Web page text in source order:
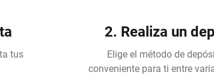
tus
2. Realiza un
Elige el método de
conveniente para ti entre